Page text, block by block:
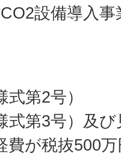
設備導入
第2号）
式第3号）及
費が税抜500